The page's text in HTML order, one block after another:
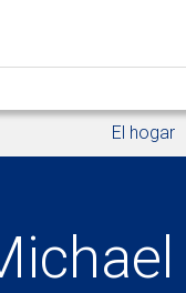
El hogar